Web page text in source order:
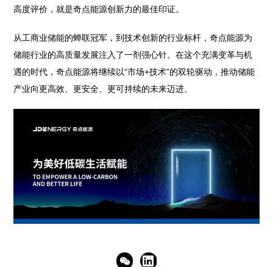
高度评价，就是奇点能源创新力的最佳印证。
从工商业储能的蝉联冠军，到技术创新的行业标杆，奇点能源为
储能行业的高质量发展注入了一剂强心针。在这个充满变革与机
遇的时代，奇点能源将继续以“市场+技术”的双轮驱动，推动储能
产业向更高效、更安全、更可持续的未来迈进。
 